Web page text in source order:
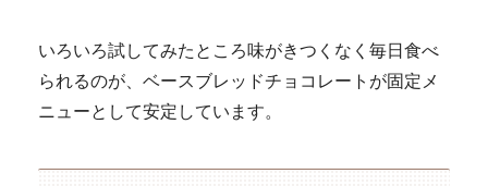
いろいろ試してみたところ味がきつくなく毎日食べ
られるのが、ベースブレッドチョコレートが固定メ
ニューとして安定しています。